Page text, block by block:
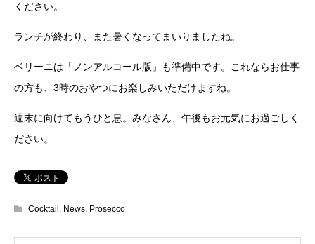
ください。
ランチが終わり、また暑くなってまいりましたね。
ベリーニは「ノンアルコール版」も準備中です。これならお仕事
の方も、3時のおやつにお楽しみいただけますね。
週末に向けてもうひと息。みなさん、午後もお元気にお過ごしく
ださい。
Cocktail , News, Prosecco